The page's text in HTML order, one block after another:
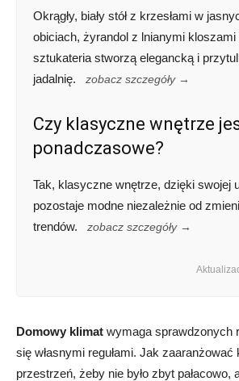
Okrągły, biały stół z krzesłami w
obiciach, żyrandol z lnianymi kloszami
sztukateria stworzą elegancką i
jadalnię.
zobacz szczegóły →
Czy klasyczne wnętrze
ponadczasowe?
Tak, klasyczne wnętrze, dzięki swojej
pozostaje modne niezależnie od
trendów.
zobacz szczegóły →
Domowy klimat wymaga sprawdzonych
się własnymi regułami. Jak
przestrzeń, żeby nie było zbyt pałacowo,